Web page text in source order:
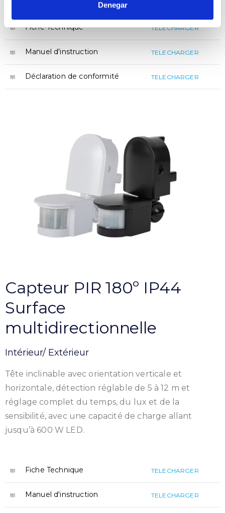
Denegar
Fiche Technique TELECHARGER
Manuel d'instruction TELECHARGER
Déclaration de conformité TELECHARGER
Capteur PIR 180º IP44
Surface
multidirectionnelle
Intérieur/ Extérieur
Tête inclinable avec orientation verticale et
horizontale, détection réglable de 5 à 12 m et
réglage complet du temps, du lux et de la
sensibilité, avec une capacité de charge allant
jusqu’à 600 W LED.
Fiche Technique TELECHARGER
Manuel d'instruction TELECHARGER